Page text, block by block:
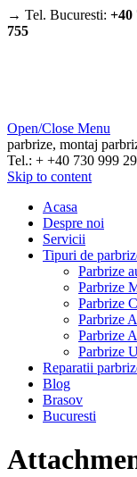
→ Tel. Bucuresti: +40
755
Open/Close Menu
parbrize, montaj
Tel.: + +40 730 999
Skip to content
Acasa
Despre noi
Servicii
Tipuri de
Parbrize
Parbrize
Parbrize
Parbrize
Parbrize
Parbrize
Reparatii
Blog
Brasov
Bucuresti